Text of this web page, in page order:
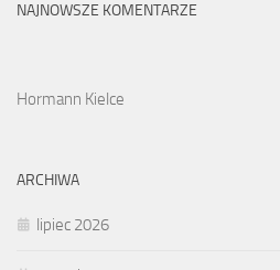
NAJNOWSZE KOMENTARZE
Hormann Kielce
ARCHIWA
lipiec 2026